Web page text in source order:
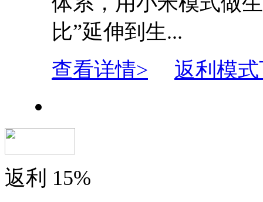
比”延伸到生...
查看详情>
返利模
返利 15%